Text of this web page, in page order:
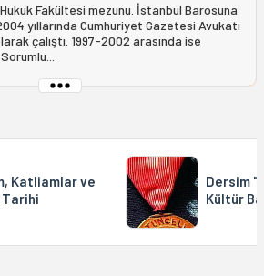
Fakültesi mezunu. İstanbul Barosuna
yıllarında Cumhuriyet Gazetesi Avukatı
çalıştı. 1997-2002 arasında ise
Katliamlar ve
Tarihi
Dersim
Kültür